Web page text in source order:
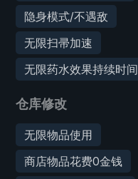
隐身模式/不遇敌
无限扫帚加速
无限药水效果持续时间
仓库修改
无限物品使用
商店物品花费0金钱